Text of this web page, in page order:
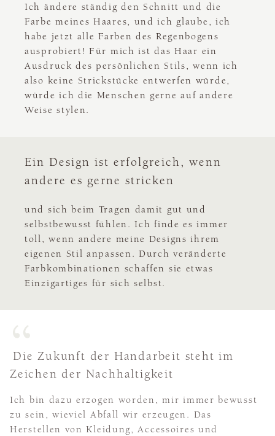
Ich ändere ständig den Schnitt und die
Farbe meines Haares, und ich glaube, ich
habe jetzt alle Farben des Regenbogens
ausprobiert! Für mich ist das Haar ein
Ausdruck des persönlichen Stils, wenn ich
also keine Strickstücke entwerfen würde,
würde ich die Menschen gerne auf andere
Weise stylen.
Ein Design ist erfolgreich, wenn
andere es gerne stricken
und sich beim Tragen damit gut und
selbstbewusst fühlen. Ich finde es immer
toll, wenn andere meine Designs ihrem
eigenen Stil anpassen. Durch veränderte
Farbkombinationen schaffen sie etwas
Einzigartiges für sich selbst.
Die Zukunft der Handarbeit steht im
Zeichen der Nachhaltigkeit
Ich bin dazu erzogen worden, mir immer bewusst
zu sein, wieviel Abfall wir erzeugen. Das
Herstellen von Kleidung, Accessoires und